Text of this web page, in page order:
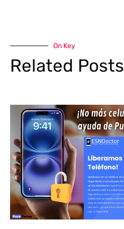
On Key
Related Posts